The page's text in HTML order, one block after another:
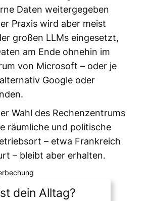
Daten weitergegeben
Praxis wird aber meist
großen LLMs eingesetzt,
am Ende ohnehin im
von Microsoft – oder je
Google oder
Wahl des Rechenzentrums
räumliche und politische
– etwa Frankreich
– bleibt aber erhalten.
dein Alltag?